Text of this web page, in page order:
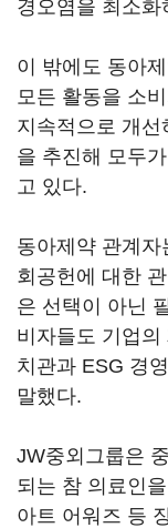
경오염을 최소
이 밖에도 동아
모든 활동을 소
지속적으로 개
을 추진해 모두
고 있다.
동아제약 관계
회공헌에 대한
은 선택이 아닌
비자들도 기업
치관과 ESG 경
말했다.
JW중외그룹은
되는 참 의료인
아트 어워즈 등